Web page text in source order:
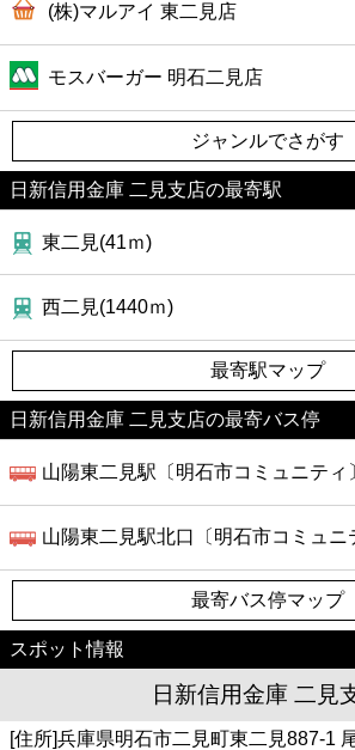
カフェ
ショッピング
銀行
公共
病院
(株)マルアイ 東二見店
モスバーガー 明石二見店
ジャンルでさがす
日新信用金庫 二見支店の最寄駅
東二見(41ｍ)
西二見(1440ｍ)
最寄駅マップ
日新信用金庫 二見支店の最寄バス停
山陽東二見駅〔明石市コミュニティ
山陽東二見駅北口〔明石市コミュニ
最寄バス停マップ
スポット情報
日新信用金庫 二見
[住所]兵庫県明石市二見町東二見887-1